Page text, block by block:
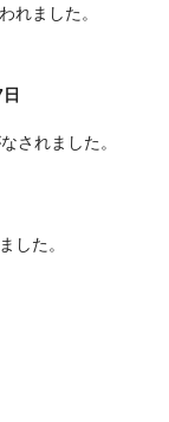
れました。
されました。
した。